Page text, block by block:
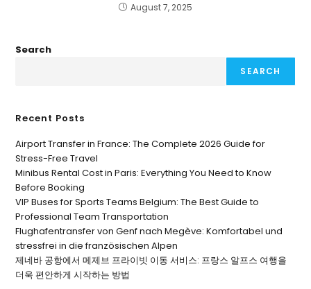
August 7, 2025
Search
SEARCH
Recent Posts
Airport Transfer in France: The Complete 2026 Guide for
Stress-Free Travel
Minibus Rental Cost in Paris: Everything You Need to Know
Before Booking
VIP Buses for Sports Teams Belgium: The Best Guide to
Professional Team Transportation
Flughafentransfer von Genf nach Megève: Komfortabel und
stressfrei in die französischen Alpen
제네바 공항에서 메제브 프라이빗 이동 서비스: 프랑스 알프스 여행을
더욱 편안하게 시작하는 방법